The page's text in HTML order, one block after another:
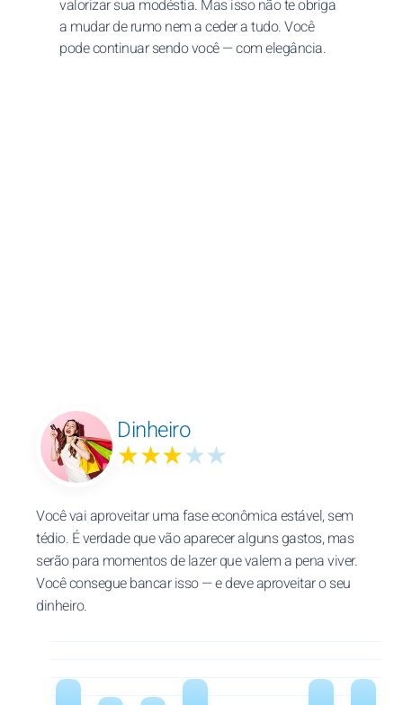
valorizar sua modéstia. Mas isso não te obriga
a mudar de rumo nem a ceder a tudo. Você
pode continuar sendo você — com elegância.
Dinheiro
★★★★★
Você vai aproveitar uma fase econômica estável, sem
tédio. É verdade que vão aparecer alguns gastos, mas
serão para momentos de lazer que valem a pena viver.
Você consegue bancar isso — e deve aproveitar o seu
dinheiro.